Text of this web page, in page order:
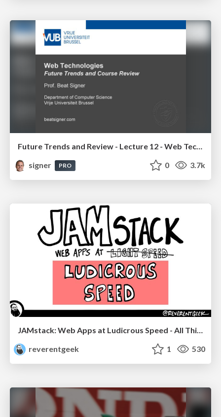
Future Trends and Review - Lecture 12 - Web Technologies (1019888BNR)
signer
PRO 0 3.7k
reverentgeek
1 530